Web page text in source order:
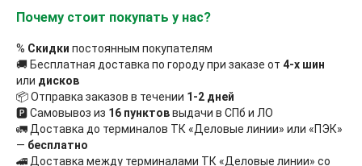
Почему стоит покупать у нас?
% Скидки постоянным покупателям
🚚 Бесплатная доставка по городу при заказе от 4-х шин
или дисков
📦 Отправка заказов в течении 1-2 дней
🅿 Самовывоз из 16 пунктоввыдачи в СПб и ЛО
🚛 Доставка до терминалов ТК «Деловые линии» или «ПЭК»
— бесплатно
🚄 Доставка между терминалами ТК «Деловые линии» со